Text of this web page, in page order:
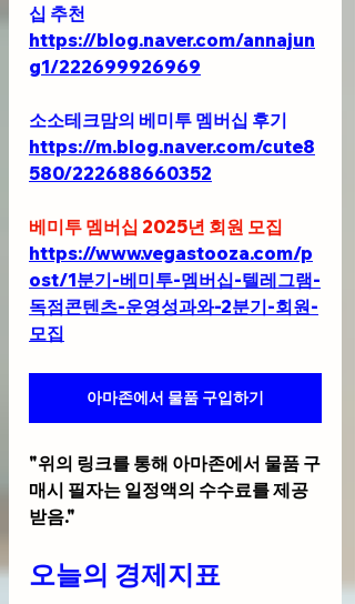
십 추천
https://blog.naver.com/annajun
g1/222699926969
소소테크맘의 베미투 멤버십 후기
https://m.blog.naver.com/cute8
580/222688660352
베미투 멤버십 2025년 회원 모집
https://www.vegastooza.com/p
ost/1분기-베미투-멤버십-텔레그램-
독점콘텐츠-운영성과와-2분기-회원-
모집
아마존에서 물품 구입하기
"위의 링크를 통해 아마존에서 물품 구
매시 필자는 일정액의 수수료를 제공
받음."
오늘의 경제지표